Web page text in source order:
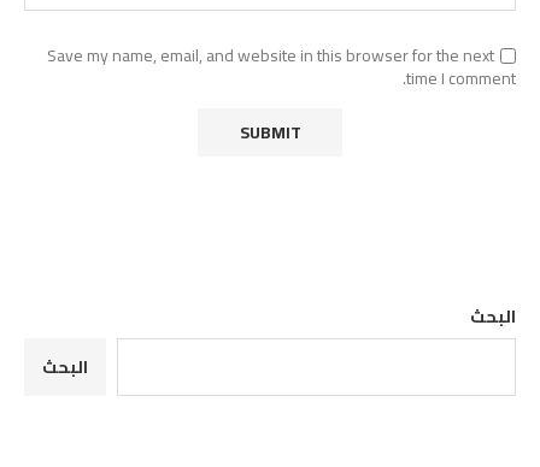
Save my name, email, and website in this browser for the next
time I comment.
البحث
البحث